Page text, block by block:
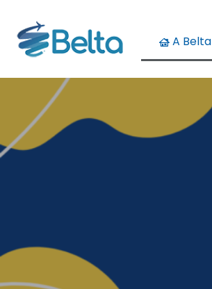
A Belta